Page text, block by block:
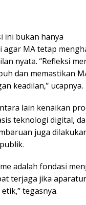
ini bukan hanya
MA tetap
nyata. “Refleksi
dan memastikan
keadilan,” ucapnya.
lain kenaikan
teknologi digital,
juga
adalah fondasi
terjaga jika
tegasnya.